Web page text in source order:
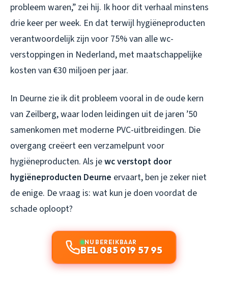
probleem waren,” zei hij. Ik hoor dit verhaal minstens
drie keer per week. En dat terwijl hygiëneproducten
verantwoordelijk zijn voor 75% van alle wc-
verstoppingen in Nederland, met maatschappelijke
kosten van €30 miljoen per jaar.
In Deurne zie ik dit probleem vooral in de oude kern
van Zeilberg, waar loden leidingen uit de jaren ’50
samenkomen met moderne PVC-uitbreidingen. Die
overgang creëert een verzamelpunt voor
hygiëneproducten. Als jewc verstopt door
hygiëneproducten Deurne ervaart, ben je zeker niet
de enige. De vraag is: wat kun je doen voordat de
schade oploopt?
NU BEREIKBAAR
BEL 085 019 57 95